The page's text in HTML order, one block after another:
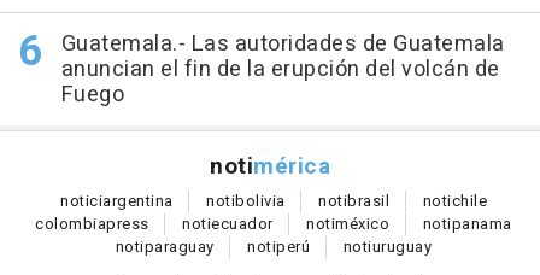
Guatemala.- Las autoridades de Guatemala
anuncian el fin de la erupción del volcán de
Fuego
notimérica
noticiargentina notibolivia notibrasil notichile
colombiapress notiecuador notiméxico notipanama
notiparaguay notiperú notiuruguay